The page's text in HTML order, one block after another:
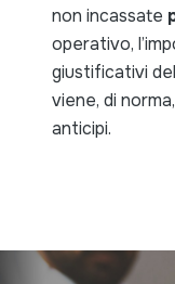
non incassate
operativo,
giustificativi
viene, di
anticipi.